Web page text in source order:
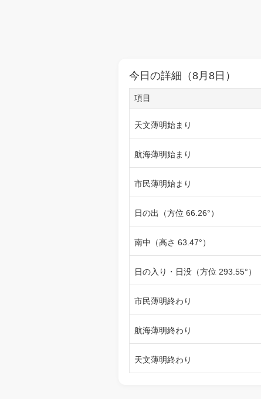
今日の詳細（8月8日）
項目
天文薄明始まり
航海薄明始まり
市民薄明始まり
日の出（方位 66.26°）
南中（高さ 63.47°）
日の入り・日没（方位 293.55°）
市民薄明終わり
航海薄明終わり
天文薄明終わり